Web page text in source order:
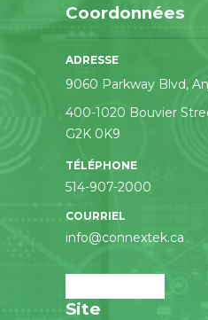
Coordonnées
ADRESSE
9060 Parkway Blvd,
400-1020 Bouvier
G2K 0K9
TÉLÉPHONE
514-907-2000
COURRIEL
info@connextek.ca
Site